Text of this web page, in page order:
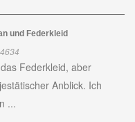
und Federkleid
4634
Federkleid, aber
Anblick. Ich
...